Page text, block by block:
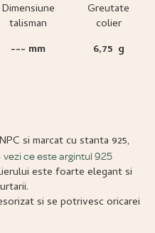
Dimensiune
talisman
--- mm
Greutate
colier
6,75 g
si marcat cu stanta 925,
vezi ce este argintul 925
este foarte elegant si
si se potrivesc oricarei